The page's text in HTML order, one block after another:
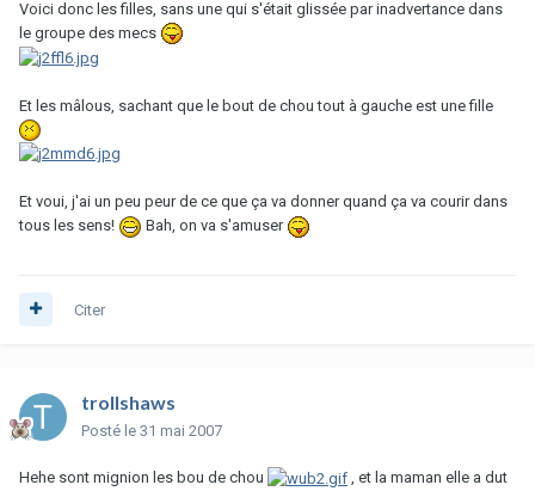
Voici donc les filles, sans une qui s'était glissée par inadvertance dans
le groupe des mecs
Et les mâlous, sachant que le bout de chou tout à gauche est une fille
Et voui, j'ai un peu peur de ce que ça va donner quand ça va courir dans
tous les sens!
Bah, on va s'amuser
Citer
trollshaws
Posté le 31 mai 2007
Hehe sont mignion les bou de chou
, et la maman elle a dut